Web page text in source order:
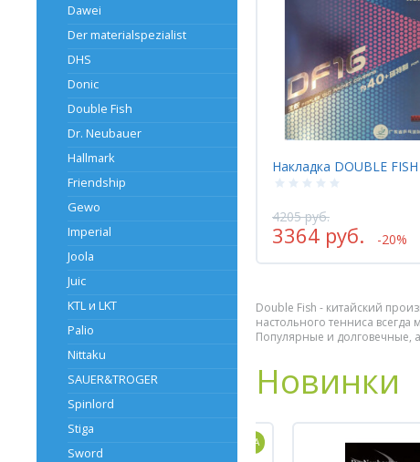
Dawei
Der materialspezialist
DHS
Donic
Double Fish
Dr. Neubauer
Hallmark
Friendship
Gewo
Imperial
Joola
Juic
KTL и LKT
Palio
Nittaku
SAUER&TROGER
Spinlord
Stiga
Sword
Накладка DOUBLE
4205 руб.
3364 руб. -20%
Double Fish - китайский
настольного тенниса
Популярные и долговечные,
Новинки
НОВИНКА